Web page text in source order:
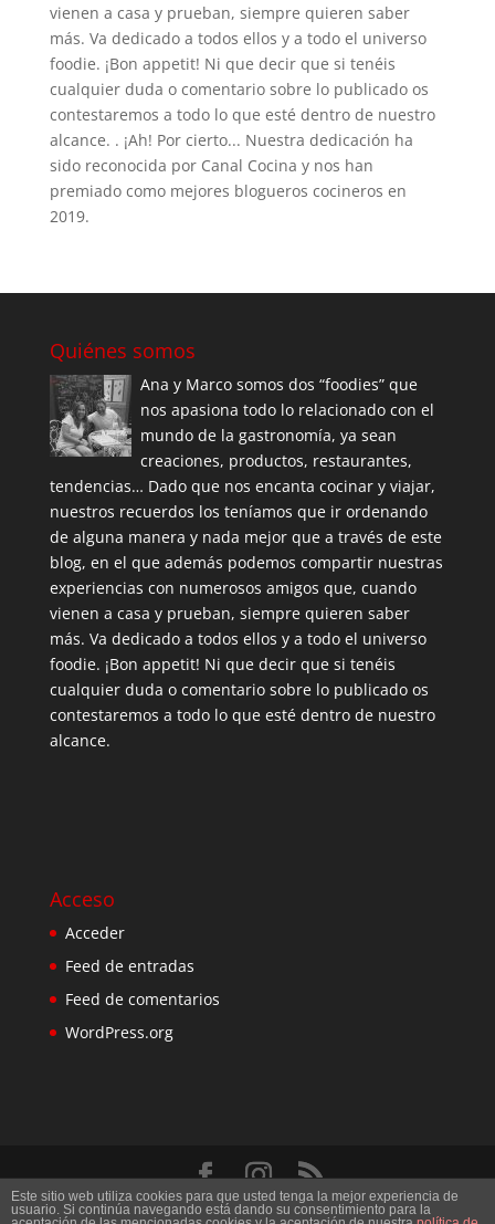
vienen a casa y prueban, siempre quieren saber
más. Va dedicado a todos ellos y a todo el universo
foodie. ¡Bon appetit! Ni que decir que si tenéis
cualquier duda o comentario sobre lo publicado os
contestaremos a todo lo que esté dentro de nuestro
alcance. . ¡Ah! Por cierto... Nuestra dedicación ha
sido reconocida por Canal Cocina y nos han
premiado como mejores blogueros cocineros en
2019.
Quiénes somos
Ana y Marco somos dos “foodies” que
nos apasiona todo lo relacionado con el
mundo de la gastronomía, ya sean
creaciones, productos, restaurantes,
tendencias… Dado que nos encanta cocinar y viajar,
nuestros recuerdos los teníamos que ir ordenando
de alguna manera y nada mejor que a través de este
blog, en el que además podemos compartir nuestras
experiencias con numerosos amigos que, cuando
vienen a casa y prueban, siempre quieren saber
más. Va dedicado a todos ellos y a todo el universo
foodie. ¡Bon appetit! Ni que decir que si tenéis
cualquier duda o comentario sobre lo publicado os
contestaremos a todo lo que esté dentro de nuestro
alcance.
Acceso
Acceder
Feed de entradas
Feed de comentarios
WordPress.org
Diseñado porElegant Themes| Desarrollado por
Este sitio web utiliza cookies para que usted tenga la mejor experiencia de
usuario. Si continúa navegando está dando su consentimiento para la